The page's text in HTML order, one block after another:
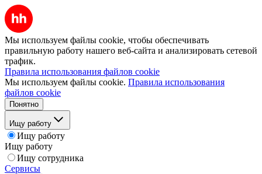
Мы используем файлы cookie, чтобы обеспечивать
правильную работу нашего веб-сайта и анализировать сетевой
трафик.
Правила использования файлов cookie
Мы используем файлы cookie. Правила использования
файлов cookie
Понятно
Ищу работу
Ищу работу
Ищу работу
Ищу сотрудника
Сервисы